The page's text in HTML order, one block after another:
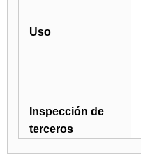
Uso
Inspección de
terceros